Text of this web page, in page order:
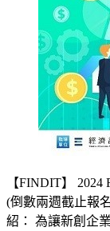
【FINDIT】
(倒數兩週截止報
紹： 為讓新創企